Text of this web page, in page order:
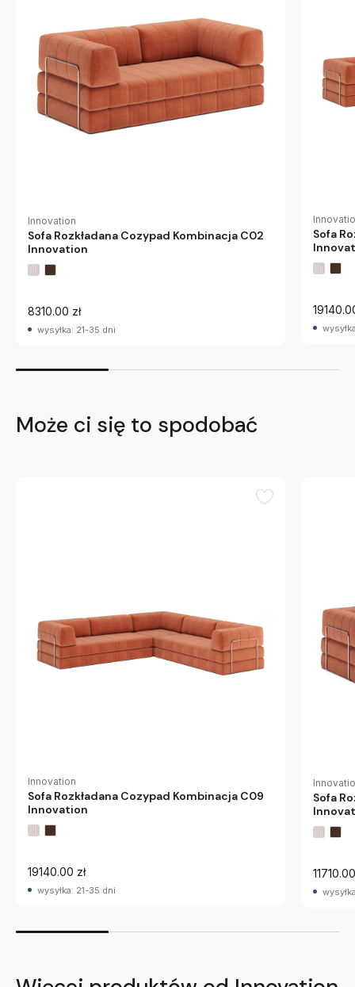
Innovation
Sofa Rozkładana Cozypad Kombinacja C02
Innovation
8310.00 zł
wysyłka: 21-35 dni
Sofa
Może ci się to spodobać
Innovation
Sofa Rozkładana Cozypad Kombinacja C09
Innovation
19140.00 zł
wysyłka: 21-35 dni
Sofa